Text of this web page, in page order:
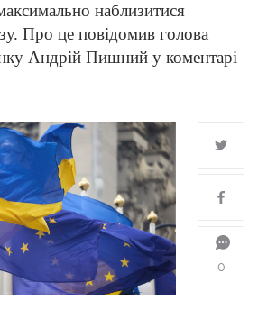
наблизитися
Про це повідомив голова
Андрій Пишний у коментарі
0